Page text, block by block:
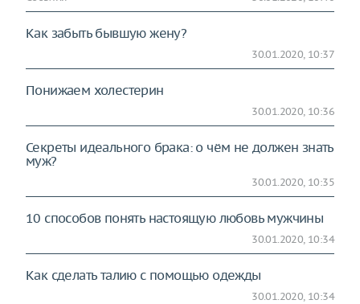
Как забыть бывшую жену?
30.01.2020, 10:37
Понижаем холестерин
30.01.2020, 10:36
Секреты идеального брака: о чём не должен знать
муж?
30.01.2020, 10:35
10 способов понять настоящую любовь мужчины
30.01.2020, 10:34
Как сделать талию с помощью одежды
30.01.2020, 10:34